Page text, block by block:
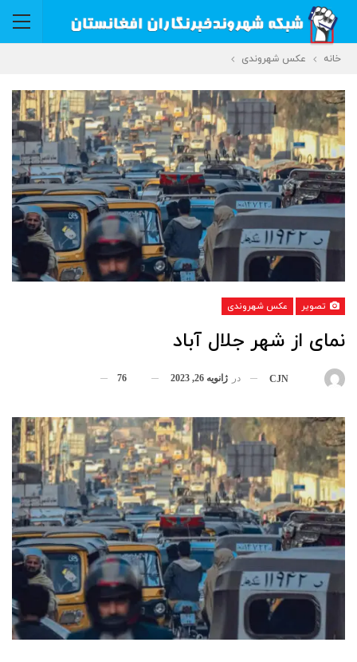
خانه عکس شهروندی
تصویر عکس شهروندی
نمای از شهر جلال آباد
CJN در ژانویه 26, 2023 76